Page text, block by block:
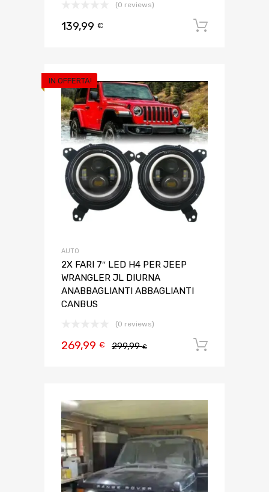
(0 reviews)
139,99 €
IN OFFERTA!
AUTO
2X FARI 7″ LED H4 PER JEEP
WRANGLER JL DIURNA
ANABBAGLIANTI ABBAGLIANTI
CANBUS
(0 reviews)
299,99€
269,99 €